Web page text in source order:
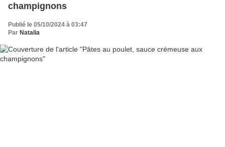
champignons
Publié le 05/10/2024 à 03:47
Par Natalia